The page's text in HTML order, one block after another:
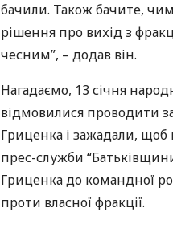
бачили. Також бачите,
рішення про вихід з
чесним”, – додав він.
Нагадаємо, 13 січня
відмовилися проводити
Гриценка і зажадали, щоб
прес-служби
Гриценка до командної
проти власної фракції.